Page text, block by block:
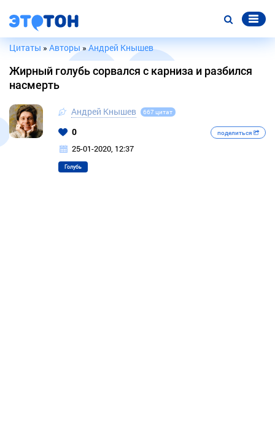
Цитаты » Авторы »Андрей Кнышев
Жирный голубь сорвался с карниза и разбился
насмерть
Андрей Кнышев 667 цитат
0 поделиться
25-01-2020, 12:37
Голубь